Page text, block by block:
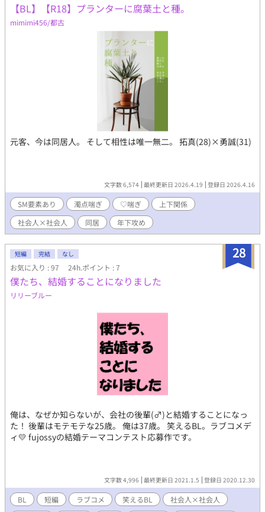
【BL】【R18】プランターに腐葉土と種。
mimimi456/都古
元客、今は同居人。 そして相性は唯一無二。 拓真(28)×勇誠(31)
文字数 6,574 最終更新日 2026.4.19 登録日 2026.4.16
SM要素あり 濁点喘ぎ ♡喘ぎ
上下関係
社会人×社会人
同居 年下攻め
28
短編 完結 なし
お気に入り : 97 24h.ポイント : 7
僕たち、結婚することになりました
リリーブルー
俺は、なぜか知らないが、会社の後輩(♂)と結婚することになっ
た！ 後輩はモテモテな25歳。 俺は37歳。 笑えるBL。ラブコメデ
ィ💛 fujossyの結婚テーマコンテスト応募作です。
文字数 4,996 最終更新日 2021.1.5 登録日 2020.12.30
BL 短編 ラブコメ 笑えるBL
社会人×社会人